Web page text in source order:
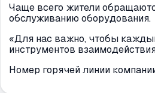
Чаще всего жители
обслуживанию оборудования.
«Для нас важно, чтобы
инструментов
Номер горячей линии